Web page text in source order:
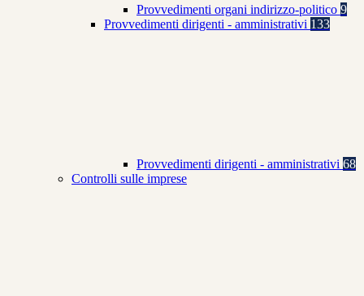
Provvedimenti organi indirizzo-politico 9
Provvedimenti dirigenti - amministrativi 133
Provvedimenti dirigenti - amministrativi 68
Controlli sulle imprese